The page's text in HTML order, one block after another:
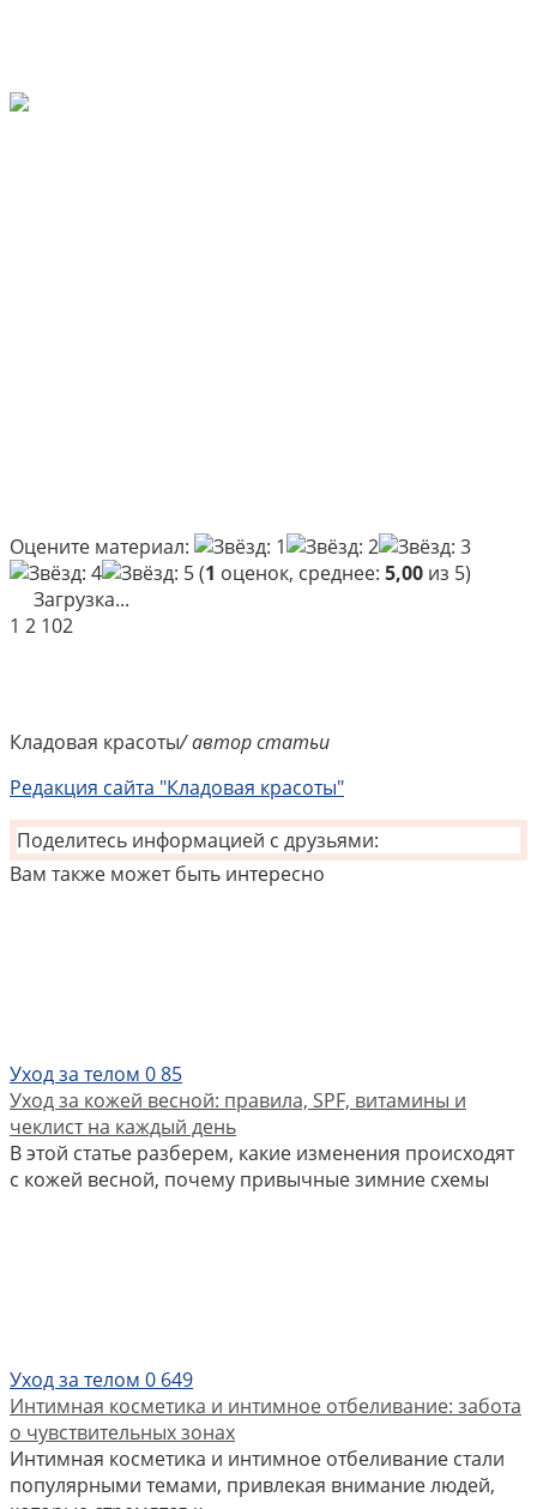
Оцените материал:
(1 оценок, среднее: 5,00 из 5)
Загрузка...
1 2 102
Кладовая красоты/ автор статьи
Редакция сайта "Кладовая красоты"
Поделитесь информацией с друзьями:
Вам также может быть интересно
Уход за телом 085
Уход за кожей весной: правила, SPF, витамины и
чеклист на каждый день
В этой статье разберем, какие изменения происходят
с кожей весной, почему привычные зимние схемы
Уход за телом 0 649
Интимная косметика и интимное отбеливание: забота
о чувствительных зонах
Интимная косметика и интимное отбеливание стали
популярными темами, привлекая внимание людей,